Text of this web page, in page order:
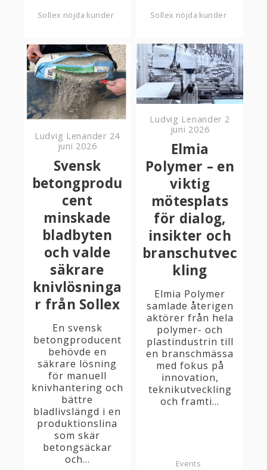
Sollex nöjda kunder Sollex nöjda kunder
Ludvig Lenander 24
juni 2026
Svensk
betongprodu
cent
minskade
bladbyten
och valde
säkrare
knivlösninga
r från Sollex
En svensk
betongproducent
behövde en
säkrare lösning
för manuell
knivhantering och
bättre
bladlivslängd i en
produktionslina
som skär
betongsäckar
och...
Ludvig Lenander 2
juni 2026
Elmia
Polymer – en
viktig
mötesplats
för dialog,
insikter och
branschutvec
kling
Elmia Polymer
samlade återigen
aktörer från hela
polymer- och
plastindustrin till
en branschmässa
med fokus på
innovation,
teknikutveckling
och framti...
Events